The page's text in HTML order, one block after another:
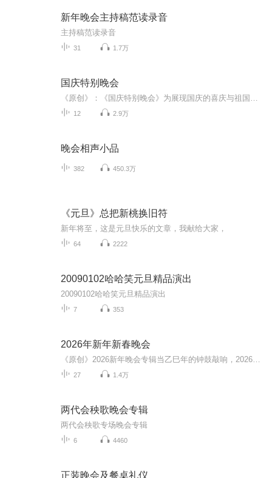
新年晚会主持稿范读录音
主持稿范读录音
31 1.7万
国庆特别晚会
12 2.9万
晚会相声小品
382 450.3万
《元旦》总把新桃换旧符
新年将至，这是元旦快乐的文章，我献给大家，
64 2222
20090102哈哈笑元旦精品演出
20090102哈哈笑元旦精品演出
7 353
2026年新年新春晚会
27 1.4万
两代会秧歌晚会专辑
两代会秧歌专场晚会专辑
6 4460
正装晚会及餐桌礼仪